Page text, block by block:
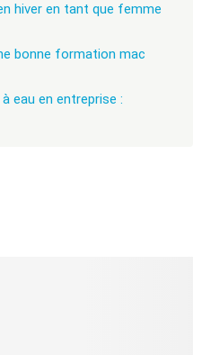
hiver en tant que femme
bonne formation mac
eau en entreprise :